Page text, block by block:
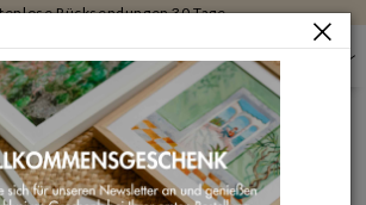
Rücksendungen 30 Tage
ANMELDEN